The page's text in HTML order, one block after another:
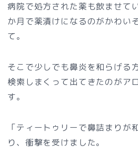
病院で処方された薬も飲ませて
か月で薬漬けになるのがかわい
て。
そこで少しでも鼻炎を和らげる
検索しまくって出てきたのがア
す。
「ティートゥリーで鼻詰まりが
り、衝撃を受けました。